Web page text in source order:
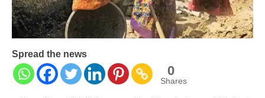
Spread the news
0
Shares